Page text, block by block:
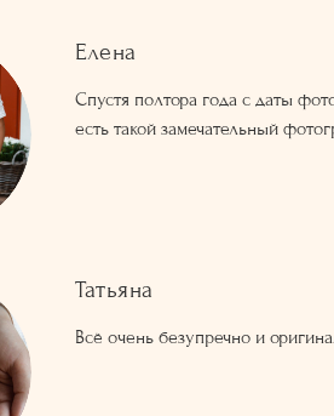
Елена
Спустя полтора года с даты
есть такой замечательный
Татьяна
Всё очень безупречно и